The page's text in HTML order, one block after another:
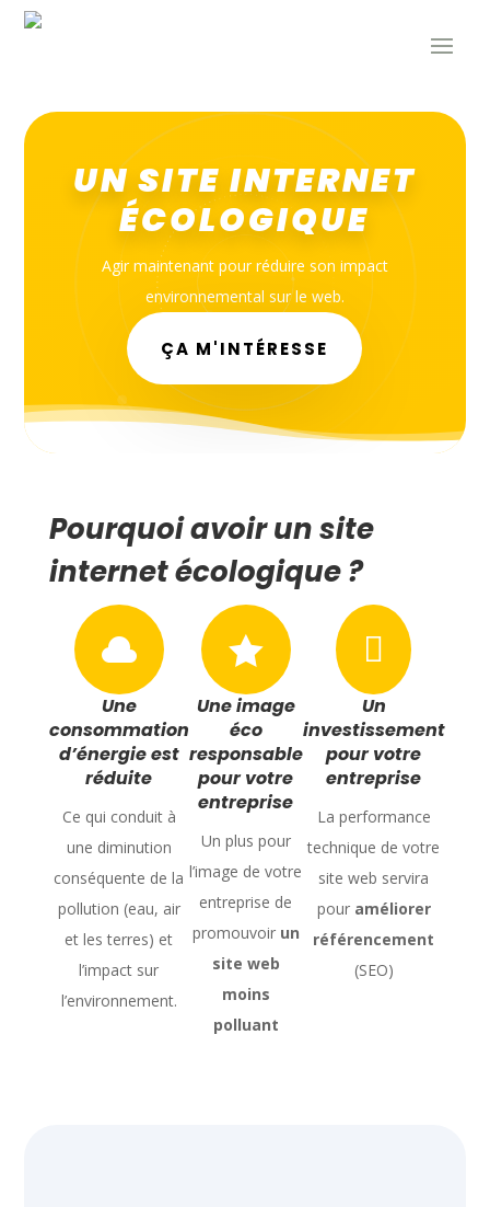
UN SITE INTERNET
ÉCOLOGIQUE
Agir maintenant pour réduire son impact
environnemental sur le web.
ÇA M'INTÉRESSE
Pourquoi avoir un site
internet écologique ?

Une
consommation
d’énergie est
réduite
Ce qui conduit à
une diminution
conséquente de la
pollution (eau, air
et les terres) et
l’impact sur
l’environnement.

Une image
éco
responsable
pour votre
entreprise
Un plus pour
l’image de votre
entreprise de
promouvoir un
site web
moins
polluant

Un
investissement
pour votre
entreprise
La performance
technique de votre
site web servira
pour améliorer
référencement
(SEO)